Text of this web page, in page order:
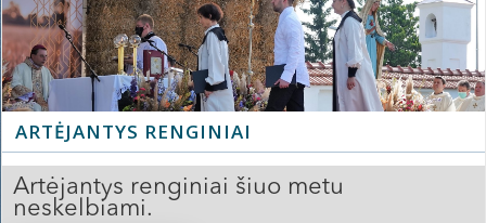
ARTĖJANTYS RENGINIAI
Artėjantys renginiai šiuo metu
neskelbiami.